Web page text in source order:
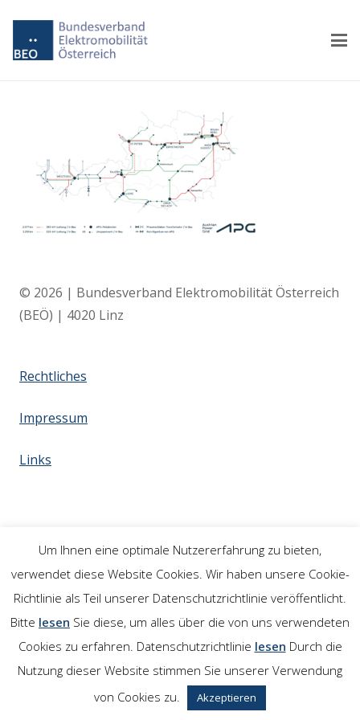
© 2026 | Bundesverband Elektromobilität Österreich
(BEÖ) | 4020 Linz
Rechtliches
Impressum
Links
Um Ihnen eine optimale Nutzererfahrung zu bieten,
verwendet diese Website Cookies. Wir haben unsere Cookie-
Richtlinie als Teil unserer Datenschutzrichtlinie veröffentlicht.
Bitte lesen Sie diese, um alles über die von uns verwendeten
Cookies zu erfahren. Datenschutzrichtlinie lesen Durch die
Nutzung dieser Website stimmen Sie unserer Verwendung
von Cookies zu.
Akzeptieren